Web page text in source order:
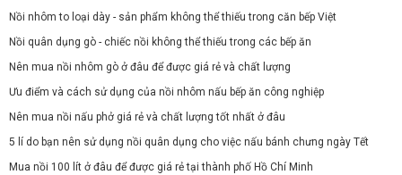
Nồi nhôm to loại dày - sản phẩm không thể thiếu trong căn bếp Việt
Nồi quân dụng gò - chiếc nồi không thể thiếu trong các bếp ăn
Nên mua nồi nhôm gò ở đâu để được giá rẻ và chất lượng
Ưu điểm và cách sử dụng của nồi nhôm nấu bếp ăn công nghiệp
Nên mua nồi nấu phở giá rẻ và chất lượng tốt nhất ở đâu
5 lí do bạn nên sử dụng nồi quân dụng cho việc nấu bánh chưng ngày Tết
Mua nồi 100 lít ở đâu để được giá rẻ tại thành phố Hồ Chí Minh